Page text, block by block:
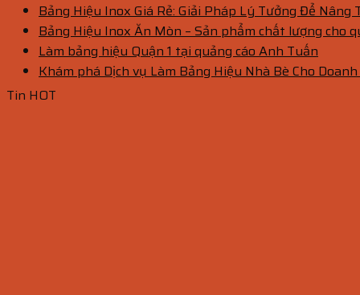
Bảng Hiệu Inox Giá Rẻ: Giải Pháp Lý Tưởng Để Nâng
Bảng Hiệu Inox Ăn Mòn – Sản phẩm chất lượng cho
Làm bảng hiệu Quận 1 tại quảng cáo Anh Tuấn
Khám phá Dịch vụ Làm Bảng Hiệu Nhà Bè Cho
Tin HOT